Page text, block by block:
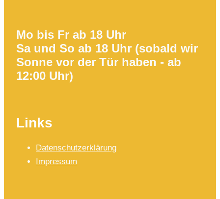
Mo bis Fr ab 18 Uhr
Sa und So ab 18 Uhr (sobald wir
Sonne vor der Tür haben - ab
12:00 Uhr)
Links
Datenschutzerklärung
Impressum